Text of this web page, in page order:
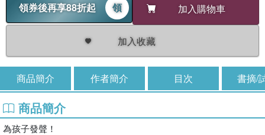
領券後再享88折起
領 加入購物車
加入收藏
商品簡介 作者簡介 目次 書摘/
商品簡介
為孩子發聲！